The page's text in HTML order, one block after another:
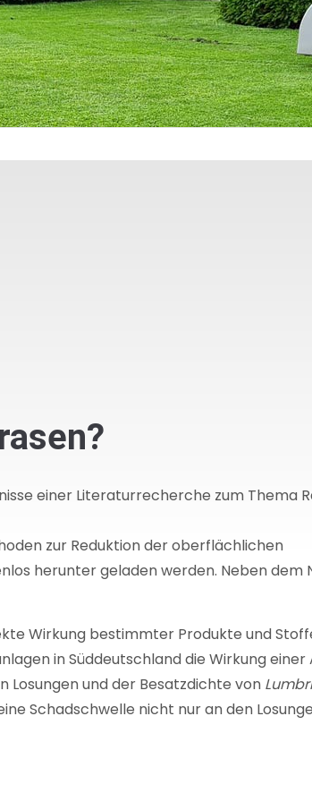
einer Literaturrecherche zum Thema
zur Reduktion der oberflächlichen
herunter geladen werden. Neben dem
Wirkung bestimmter Produkte und
in Süddeutschland die Wirkung einer
Losungen und der Besatzdichte von
Schadschwelle nicht nur an den